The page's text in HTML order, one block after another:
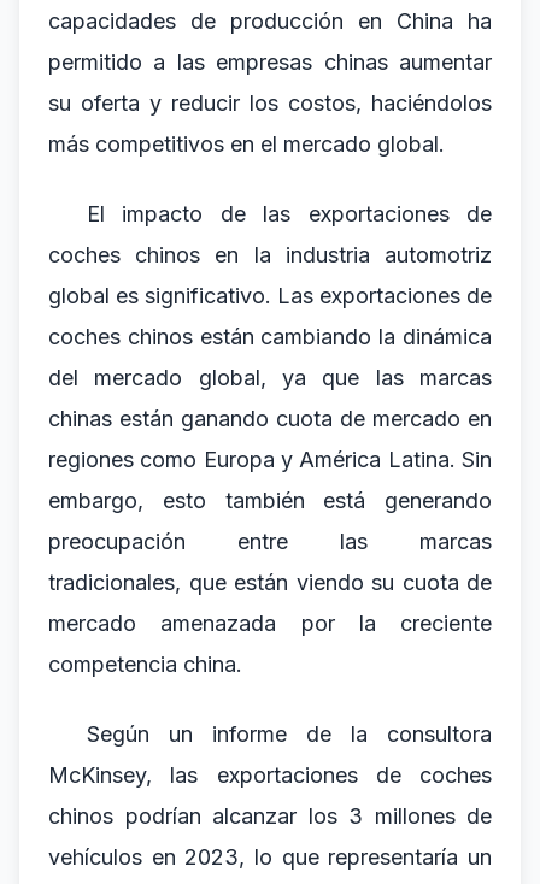
capacidades de producción en China ha
permitido a las empresas chinas aumentar
su oferta y reducir los costos, haciéndolos
más competitivos en el mercado global.
El impacto de las exportaciones de
coches chinos en la industria automotriz
global es significativo. Las exportaciones de
coches chinos están cambiando la dinámica
del mercado global, ya que las marcas
chinas están ganando cuota de mercado en
regiones como Europa y América Latina. Sin
embargo, esto también está generando
preocupación entre las marcas
tradicionales, que están viendo su cuota de
mercado amenazada por la creciente
competencia china.
Según un informe de la consultora
McKinsey, las exportaciones de coches
chinos podrían alcanzar los 3 millones de
vehículos en 2023, lo que representaría un